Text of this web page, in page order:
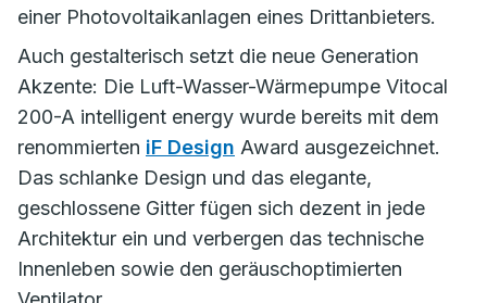
einer Photovoltaikanlagen eines Drittanbieters.
Auch gestalterisch setzt die neue Generation
Akzente: Die Luft-Wasser-Wärmepumpe Vitocal
200-A intelligent energy wurde bereits mit dem
renommierten iF Design Award ausgezeichnet.
Das schlanke Design und das elegante,
geschlossene Gitter fügen sich dezent in jede
Architektur ein und verbergen das technische
Innenleben sowie den geräuschoptimierten